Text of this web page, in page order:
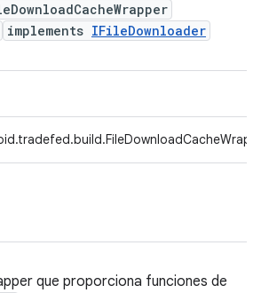
implements IFileDownloader
que proporciona funciones de